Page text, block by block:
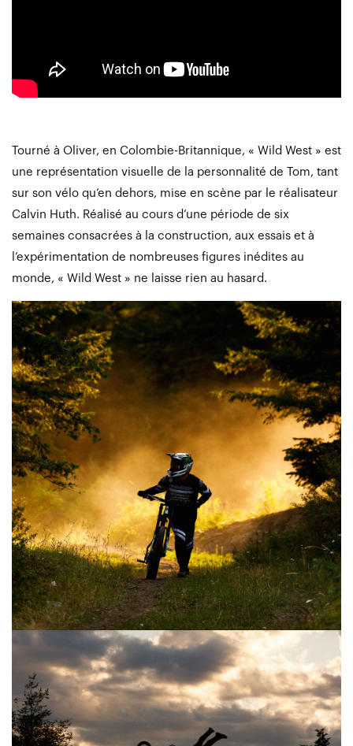
Tourné à Oliver, en Colombie-Britannique, « Wild West » est
une représentation visuelle de la personnalité de Tom, tant
sur son vélo qu’en dehors, mise en scène par le réalisateur
Calvin Huth. Réalisé au cours d’une période de six
semaines consacrées à la construction, aux essais et à
l’expérimentation de nombreuses figures inédites au
monde, « Wild West » ne laisse rien au hasard.